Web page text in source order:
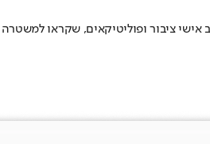
בקרב אישי ציבור ופוליטיקאים, שקראו